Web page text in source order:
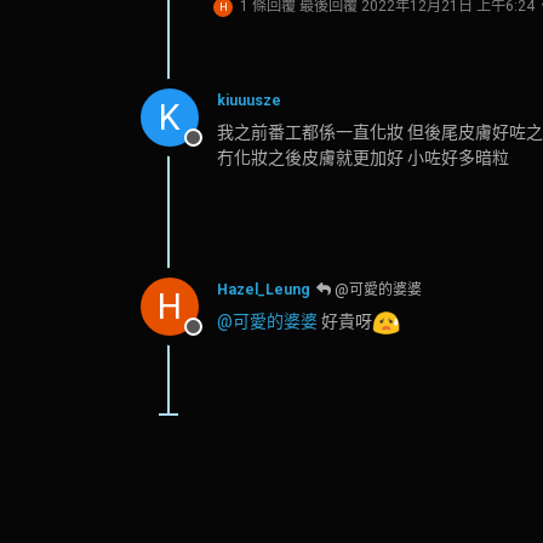
H 1 條回覆 最後回覆 2022年12月21日 上午6:24
K
離線
kiuuusze
我之前番工都係一直化妝 但後尾皮膚好咗
冇化妝之後皮膚就更加好 小咗好多暗粒
H
離線
Hazel_Leung @可愛的婆婆
@可愛的婆婆好貴呀